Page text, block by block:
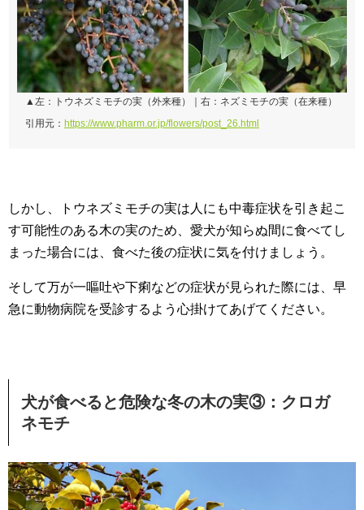
▲左：トウネズミモチの実（外来種）｜右：ネズミモチの実（在来種）
引用元： https://www.pharm.or.jp/flowers/post_26.html
しかし、トウネズミモチの実は人にも中毒症状を引き起こ
す可能性のある木の実のため、愛犬が知らぬ間に食べてし
まった場合には、食べた後の症状に気を付けましょう。
そして万が一嘔吐や下痢などの症状が見られた際には、早
急に動物病院を受診するよう心掛けてあげてください。
犬が食べると危険な冬の木の実③：クロガ
ネモチ